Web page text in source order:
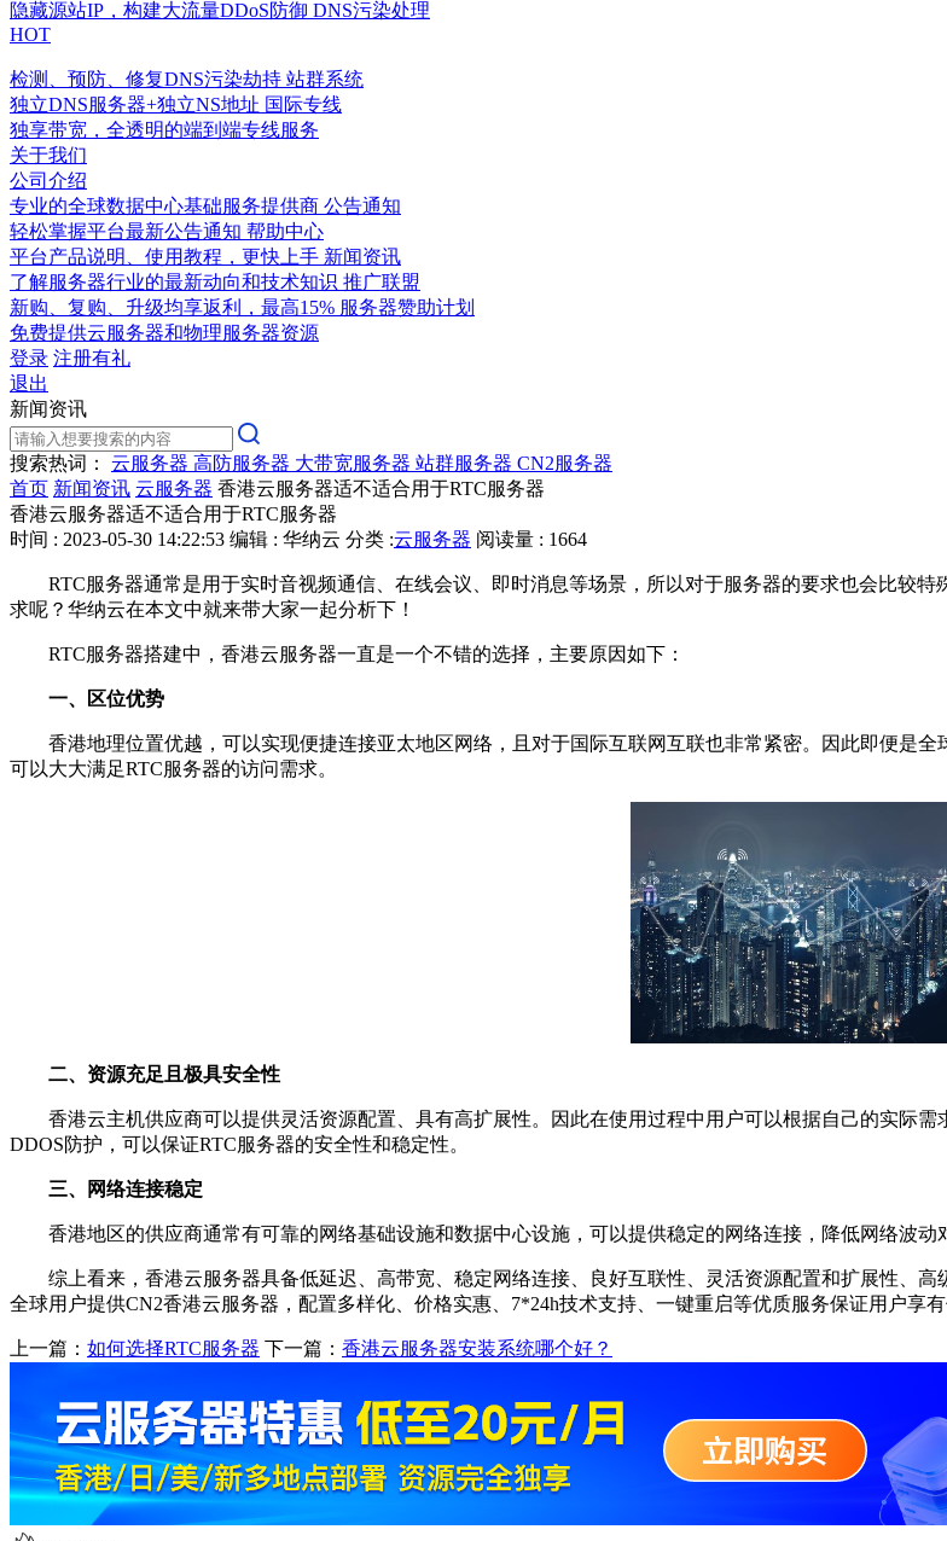
隐藏源站IP，构建大流量DDoS防御 DNS污染处理
HOT
检测、预防、修复DNS污染劫持 站群系统
独立DNS服务器+独立NS地址 国际专线
独享带宽，全透明的端到端专线服务
关于我们
公司介绍
专业的全球数据中心基础服务提供商 公告通知
轻松掌握平台最新公告通知 帮助中心
平台产品说明、使用教程，更快上手 新闻资讯
了解服务器行业的最新动向和技术知识 推广联盟
新购、复购、升级均享返利，最高15% 服务器赞助计划
免费提供云服务器和物理服务器资源
登录 注册有礼
退出
新闻资讯
搜索热词： 云服务器 高防服务器 大带宽服务器 站群服务器 CN2服务器
首页 新闻资讯 云服务器 香港云服务器适不适合用于RTC服务器
香港云服务器适不适合用于RTC服务器
时间 : 2023-05-30 14:22:53 编辑 : 华纳云 分类 :云服务器 阅读量 : 1664
RTC服务器通常是用于实时音视频通信、在线会议、即时消息等场景，所以对于服务器的要求也会比较
求呢？华纳云在本文中就来带大家一起分析下！
RTC服务器搭建中，香港云服务器一直是一个不错的选择，主要原因如下：
一、区位优势
香港地理位置优越，可以实现便捷连接亚太地区网络，且对于国际互联网互联也非常紧密。因此即便是
可以大大满足RTC服务器的访问需求。
二、资源充足且极具安全性
香港云主机供应商可以提供灵活资源配置、具有高扩展性。因此在使用过程中用户可以根据自己的实际
DDOS防护，可以保证RTC服务器的安全性和稳定性。
三、网络连接稳定
香港地区的供应商通常有可靠的网络基础设施和数据中心设施，可以提供稳定的网络连接，降低网络波动
综上看来，香港云服务器具备低延迟、高带宽、稳定网络连接、良好互联性、灵活资源配置和扩展性、
全球用户提供CN2香港云服务器，配置多样化、价格实惠、7*24h技术支持、一键重启等优质服务保证用户享有
上一篇： 如何选择RTC服务器 下一篇： 香港云服务器安装系统哪个好？